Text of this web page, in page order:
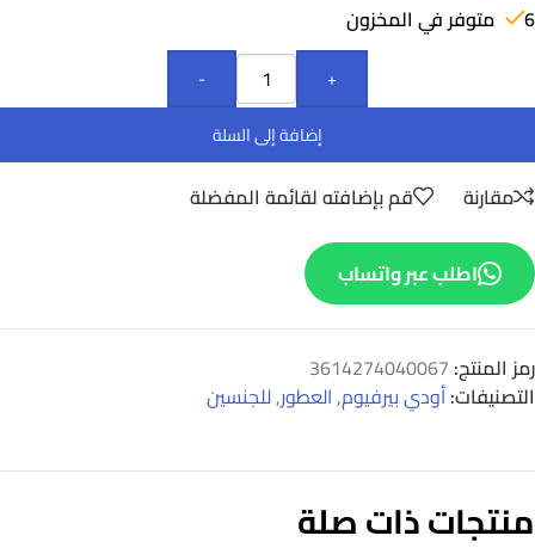
6 متوفر في المخزون
-
+
إضافة إلى السلة
مقارنة قم بإضافته لقائمة المفضلة
اطلب عبر واتساب
رمز المنتج: 3614274040067
التصنيفات:أودي بيرفيوم,العطور,للجنسين
منتجات ذات صلة